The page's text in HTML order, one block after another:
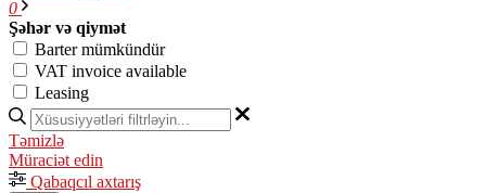
0
Şəhər və qiymət
Barter mümkündür
VAT invoice available
Leasing
Təmizlə
Müraciət edin
Qabaqcıl axtarış